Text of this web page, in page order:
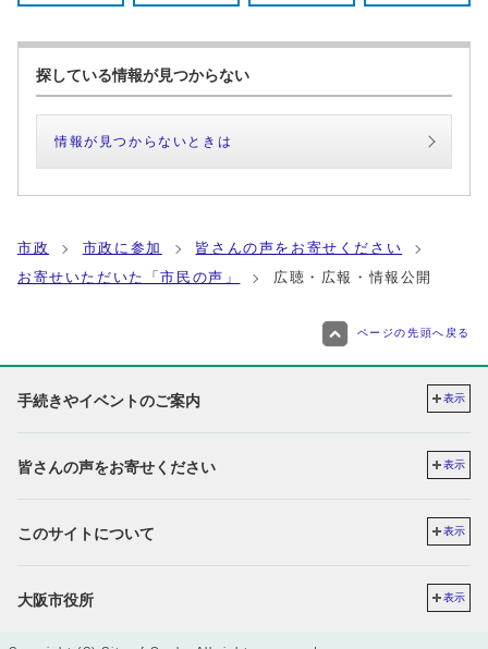
探している情報が見つからない
情報が見つからないときは
市政 市政に参加
皆さんの声をお寄せください
お寄せいただいた「市民の声」
広聴・広報・情報公開
ページの先頭へ戻る
手続きやイベントのご案内 表示
皆さんの声をお寄せください 表示
このサイトについて 表示
大阪市役所 表示